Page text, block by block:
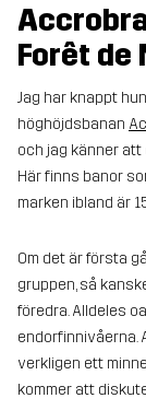
Forêt de
Jag har knappt
höghöjdsbanan
och jag känner att
Här finns banor
marken ibland är
Om det är första
gruppen, så
föredra. Alldeles
endorfinnivåerna.
verkligen ett
kommer att